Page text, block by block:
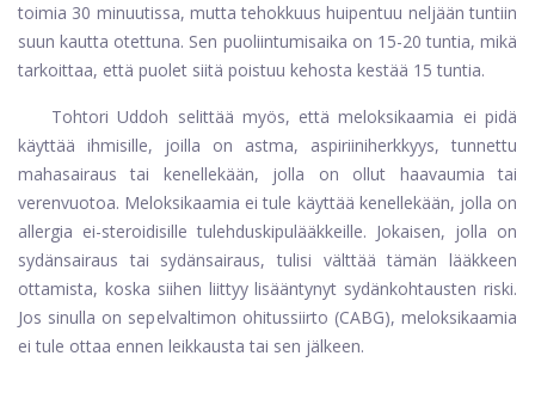
toimia 30 minuutissa, mutta tehokkuus huipentuu neljään tuntiin
suun kautta otettuna. Sen puoliintumisaika on 15-20 tuntia, mikä
tarkoittaa, että puolet siitä poistuu kehosta kestää 15 tuntia.
Tohtori Uddoh selittää myös, että meloksikaamia ei pidä
käyttää ihmisille, joilla on astma, aspiriiniherkkyys, tunnettu
mahasairaus tai kenellekään, jolla on ollut haavaumia tai
verenvuotoa. Meloksikaamia ei tule käyttää kenellekään, jolla on
allergia ei-steroidisille tulehduskipulääkkeille. Jokaisen, jolla on
sydänsairaus tai sydänsairaus, tulisi välttää tämän lääkkeen
ottamista, koska siihen liittyy lisääntynyt sydänkohtausten riski.
Jos sinulla on sepelvaltimon ohitussiirto (CABG), meloksikaamia
ei tule ottaa ennen leikkausta tai sen jälkeen.